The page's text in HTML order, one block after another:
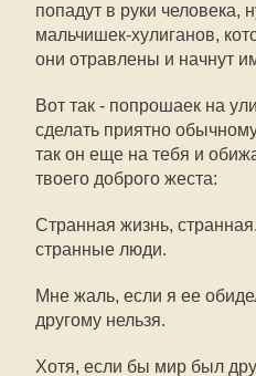
попадут в руки человека,
мальчишек-хулиганов,
они отравлены и начнут
Вот так - попрошаек на
сделать приятно
так он еще на тебя и
твоего доброго жеста:
Странная жизнь,
странные люди.
Мне жаль, если я ее
другому нельзя.
Хотя, если бы мир был